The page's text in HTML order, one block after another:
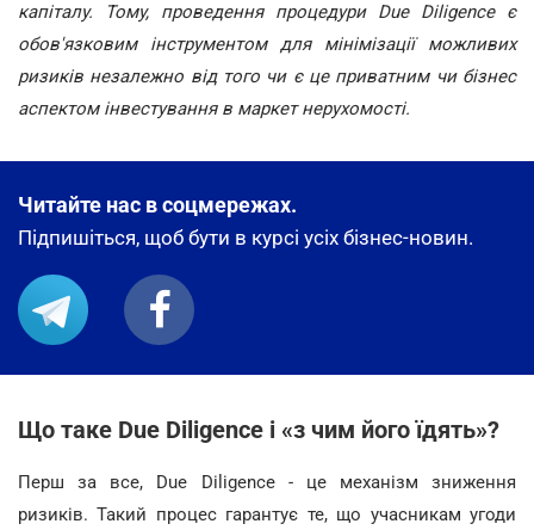
капіталу. Тому, проведення процедури Due Diligence є
обов'язковим інструментом для мінімізації можливих
ризиків незалежно від того чи є це приватним чи бізнес
аспектом інвестування в маркет нерухомості.
Читайте нас в соцмережах.
Підпишіться, щоб бути в курсі усіх бізнес-новин.
Що таке Due Diligence і «з чим його їдять»?
Перш за все, Due Diligence - це механізм зниження
ризиків. Такий процес гарантує те, що учасникам угоди